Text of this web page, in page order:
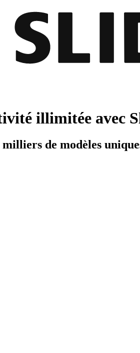
illimitée avec
milliers de modèles